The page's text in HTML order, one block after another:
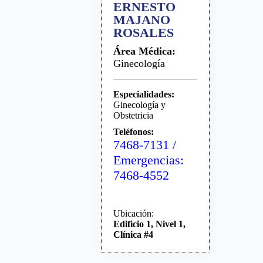
ERNESTO
MAJANO
ROSALES
Área Médica:
Ginecología
Especialidades:
Ginecología y
Obstetricia
Teléfonos:
7468-7131 /
Emergencias:
7468-4552
Ubicación:
Edificio 1, Nivel 1,
Clínica #4